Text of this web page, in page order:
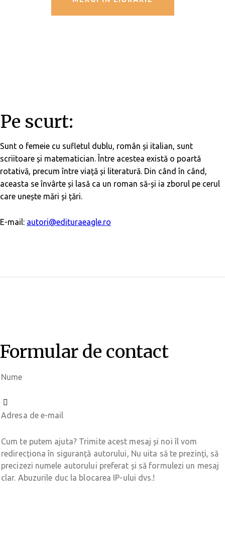
Pe scurt:
Sunt o femeie cu sufletul dublu, român și italian, sunt
scriitoare și matematician. Între acestea există o poartă
rotativă, precum între viață și literatură. Din când în când,
aceasta se învârte și lasă ca un roman să-și ia zborul pe cerul
care unește mări și țări.
E-mail: autori@edituraeagle.ro
Formular de contact